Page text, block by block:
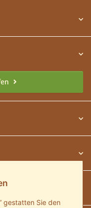
gestatten Sie den